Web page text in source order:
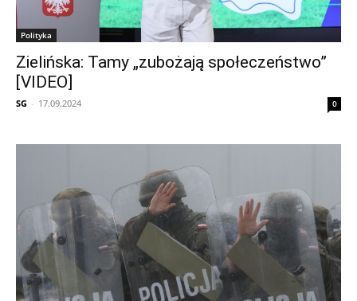
Polityka
Zielińska: Tamy „zubożają społeczeństwo”
[VIDEO]
SG - 17.09.2024 0